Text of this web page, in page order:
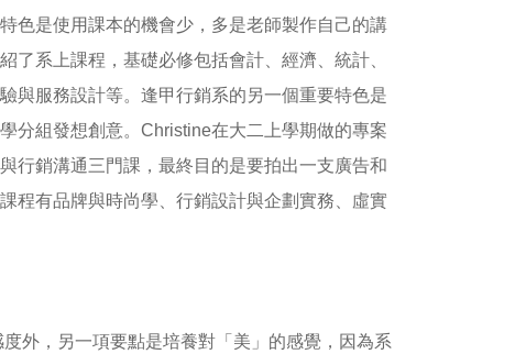
色是使用課本的機會少，多是老師製作自己的講
系上課程，基礎必修包括會計、經濟、統計、
與服務設計等。逢甲行銷系的另一個重要特色是
分組發想創意。Christine在大二上學期做的專案
行銷溝通三門課，最終目的是要拍出一支廣告和
程有品牌與時尚學、行銷設計與企劃實務、虛實
外，另一項要點是培養對「美」的感覺，因為系